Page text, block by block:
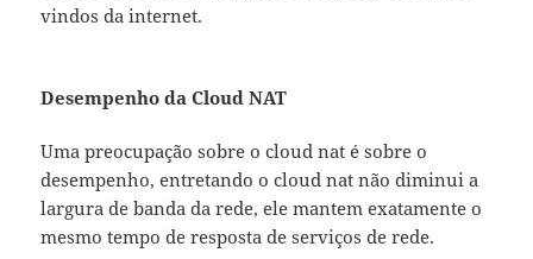
vindos da internet.
Desempenho da Cloud NAT
Uma preocupação sobre o cloud nat é sobre o
desempenho, entretando o cloud nat não diminui a
largura de banda da rede, ele mantem exatamente o
mesmo tempo de resposta de serviços de rede.